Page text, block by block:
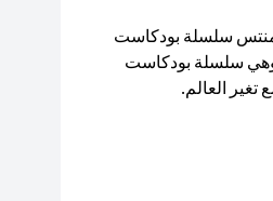
سلسلة بودكاست
وهي سلسلة بودكاست
العالم.